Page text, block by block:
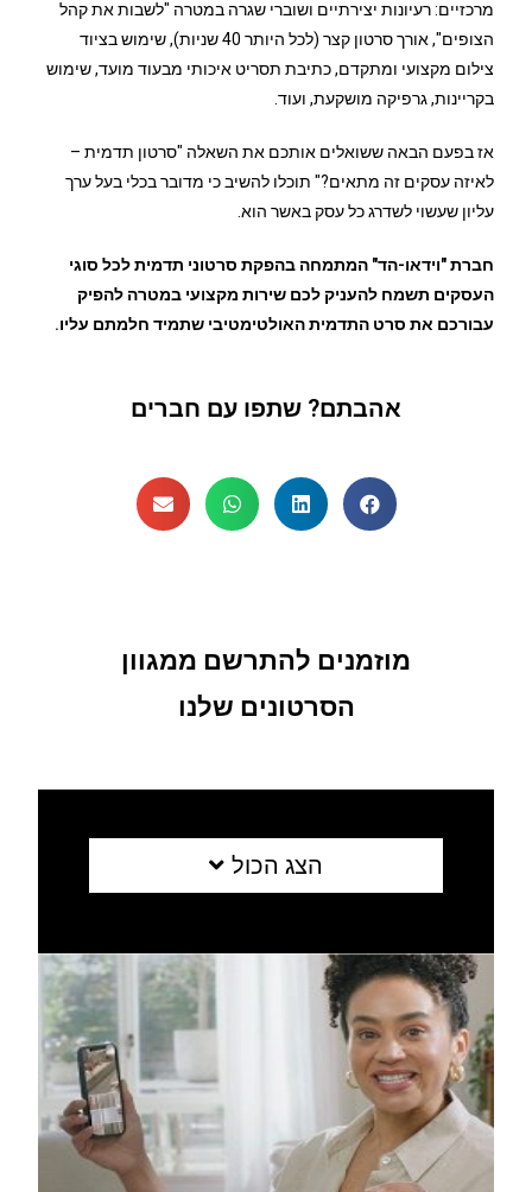
מרכזיים: רעיונות יצירתיים ושוברי שגרה במטרה "לשבות את קהל
הצופים", אורך סרטון קצר (לכל היותר 40 שניות), שימוש בציוד
צילום מקצועי ומתקדם, כתיבת תסריט איכותי מבעוד מועד, שימוש
בקריינות, גרפיקה מושקעת, ועוד.
אז בפעם הבאה ששואלים אותכם את השאלה "סרטון תדמית –
לאיזה עסקים זה מתאים?" תוכלו להשיב כי מדובר בכלי בעל ערך
עליון שעשוי לשדרג כל עסק באשר הוא.
חברת "וידאו-הד" המתמחה בהפקת סרטוני תדמית לכל סוגי
העסקים תשמח להעניק לכם שירות מקצועי במטרה להפיק
עבורכם את סרט התדמית האולטימטיבי שתמיד חלמתם עליו.
אהבתם? שתפו עם חברים
מוזמנים להתרשם ממגוון
הסרטונים שלנו
הצג הכול